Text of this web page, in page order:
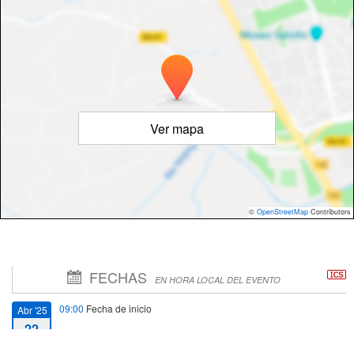
Ver mapa
© OpenStreetMap Contributors
FECHAS EN HORA LOCAL DEL EVENTO
Abr '25
22
09:00 Fecha de inicio